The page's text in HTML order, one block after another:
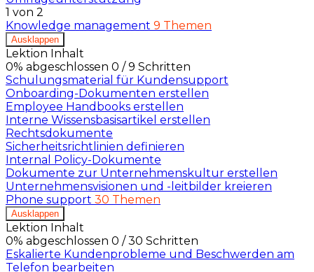
1 von 2
Knowledge management 9 Themen
Ausklappen
Lektion Inhalt
0% abgeschlossen 0 / 9 Schritten
Schulungsmaterial für Kundensupport
Onboarding-Dokumenten erstellen
Employee Handbooks erstellen
Interne Wissensbasisartikel erstellen
Rechtsdokumente
Sicherheitsrichtlinien definieren
Internal Policy-Dokumente
Dokumente zur Unternehmenskultur erstellen
Unternehmensvisionen und -leitbilder kreieren
Phone support 30 Themen
Ausklappen
Lektion Inhalt
0% abgeschlossen 0 / 30 Schritten
Eskalierte Kundenprobleme und Beschwerden am
Telefon bearbeiten